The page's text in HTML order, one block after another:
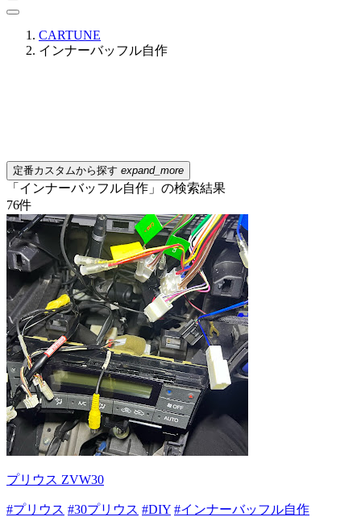
CARTUNE
インナーバッフル自作
定番カスタムから探す expand_more
「インナーバッフル自作」の検索結果
76件
プリウス ZVW30
#プリウス #30プリウス #DIY #インナーバッフル自作